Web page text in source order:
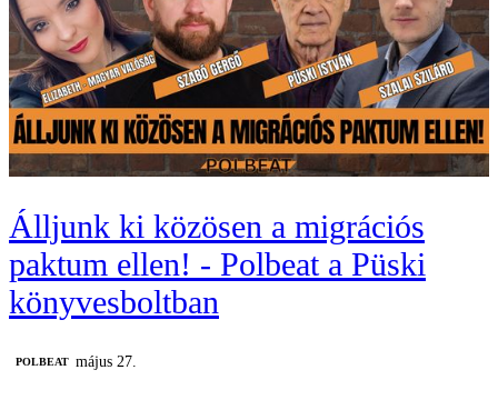
Álljunk ki közösen a migrációs
paktum ellen! - Polbeat a Püski
könyvesboltban
‎POLBEAT május 27.